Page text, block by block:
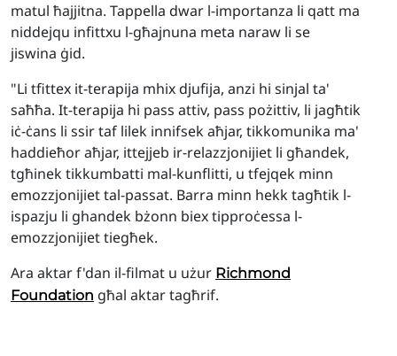
matul ħajjitna. Tappella dwar l-importanza li qatt ma
niddejqu infittxu l-għajnuna meta naraw li se
jiswina ġid.
"Li tfittex it-terapija mhix djufija, anzi hi sinjal ta'
saħħa. It-terapija hi pass attiv, pass pożittiv, li jagħtik
iċ-ċans li ssir taf lilek innifsek aħjar, tikkomunika ma'
haddieħor aħjar, ittejjeb ir-relazzjonijiet li għandek,
tgħinek tikkumbatti mal-kunflitti, u tfejqek minn
emozzjonijiet tal-passat. Barra minn hekk tagħtik l-
ispazju li ghandek bżonn biex tipproċessa l-
emozzjonijiet tiegħek.
Ara aktar f'dan il-filmat u użur Richmond
Foundation għal aktar tagħrif.